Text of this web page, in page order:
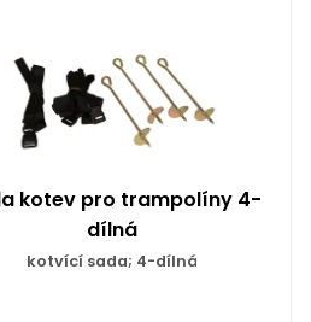
kotev pro trampolíny 4-
dílná
kotvící sada; 4-dílná